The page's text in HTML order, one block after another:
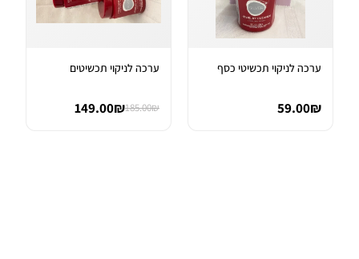
ערכה לניקוי תכשיטי כסף
59.00₪
ערכה לניקוי תכשיטים
185.00₪
149.00₪